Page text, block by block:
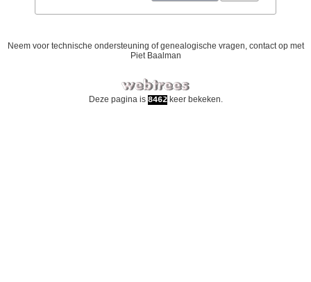
Neem voor technische ondersteuning of genealogische vragen, contact op met
Piet Baalman
Deze pagina is 8462keer bekeken.